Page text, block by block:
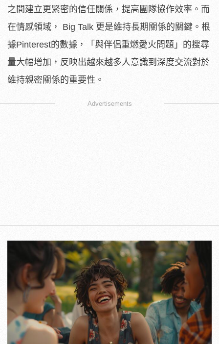
之間建立更緊密的信任關係，提高團隊協作效率。而
在情感領域， Big Talk 更是維持長期關係的關鍵。根
據Pinterest的數據，「與伴侶重燃愛火問題」的搜尋
量大幅增加，反映出越來越多人意識到深度交流對於
維持親密關係的重要性。
Advertisements